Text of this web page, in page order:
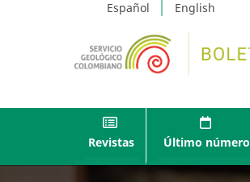
Español English
Revistas Último número